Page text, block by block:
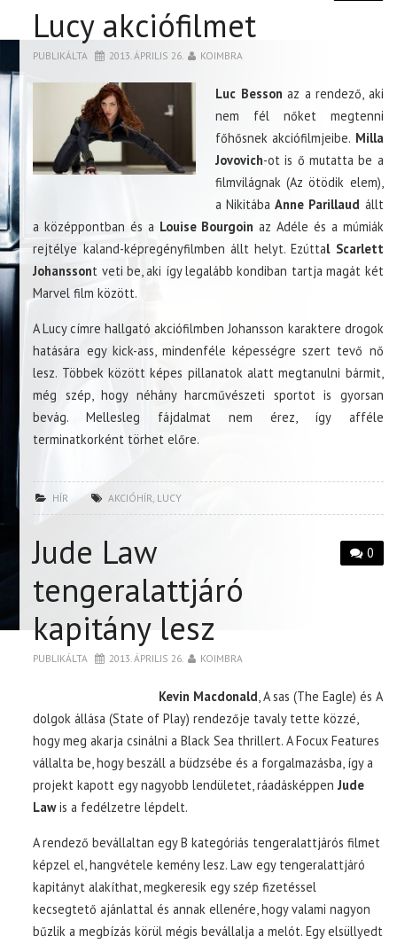
Lucy akciófilmet
PUBLIKÁLTA 2013. ÁPRILIS 26. KOIMBRA
Luc Besson az a rendező, aki
nem fél nőket megtenni
főhősnek akciófilmjeibe. Milla
Jovovich-ot is ő mutatta be a
filmvilágnak (Az ötödik elem),
a NikitábaAnne Parillaud állt
a középpontban és a Louise Bourgoin az Adéle és a múmiák
rejtélye kaland-képregényfilmben állt helyt. Ezúttal Scarlett
Johanssont veti be, aki így legalább kondiban tartja magát két
Marvel film között.
A Lucy címre hallgató akciófilmben Johansson karaktere drogok
hatására egy kick-ass, mindenféle képességre szert tevő nő
lesz. Többek között képes pillanatok alatt megtanulni bármit,
még szép, hogy néhány harcművészeti sportot is gyorsan
bevág. Mellesleg fájdalmat nem érez, így afféle
terminatkorként törhet előre.
HÍR AKCIÓHÍR, LUCY
0
Jude Law
tengeralattjáró
kapitány lesz
PUBLIKÁLTA 2013. ÁPRILIS 26. KOIMBRA
Kevin Macdonald, A sas (The Eagle) és A
dolgok állása (State of Play) rendezője tavaly tette közzé,
hogy meg akarja csinálni a Black Sea thrillert. A Focux Features
vállalta be, hogy beszáll a büdzsébe és a forgalmazásba, így a
projekt kapott egy nagyobb lendületet, ráadásképpenJude
Lawis a fedélzetre lépdelt.
A rendező bevállaltan egy B kategóriás tengeralattjárós filmet
képzel el, hangvétele kemény lesz. Law egy tengeralattjáró
kapitányt alakíthat, megkeresik egy szép fizetéssel
kecsegtető ajánlattal és annak ellenére, hogy valami nagyon
bűzlik a megbízás körül mégis bevállalja a melót. Egy elsüllyedt